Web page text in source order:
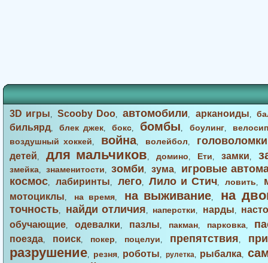
3D игры,Scooby Doo,автомобили, арканоиды,
бильярд,блек джек,бокс, бомбы, боулинг,
воздушный хоккей, война, волейбол, головоломки
детей, для мальчиков, домино, Ети, замки,
змейка, знаменитости,зомби, зума,
игровые
космос, лабиринты, лего,Лило и Стич,ловить,
мотоциклы, на время, на выживание, на
точность, найди отличия, наперстки, нарды,
обучающие, одевалки, пазлы, пакман, парковка,
поезда, поиск, покер, поцелуи, препятствия,
разрушение, резня, роботы, рулетка, рыбалка,